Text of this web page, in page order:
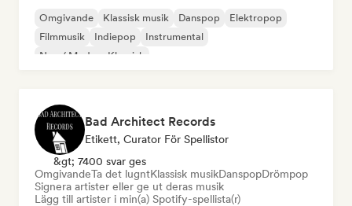
Omgivande Klassisk musik Danspop
Elektropop
Filmmusik
Indiepop
Instrumental
Neo / Modern Klassisk
Bad Architect Records
Etikett, Curator För Spellistor
&gt; 7400 svar ges
OmgivandeTa det lugntKlassisk musikDanspopDrömpop
Signera artister eller ge ut deras musik
Lägg till artister i min(a) Spotify-spellista(r)